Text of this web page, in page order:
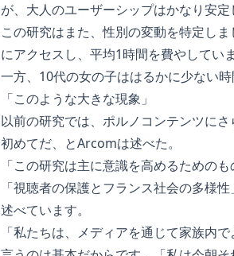
が、大人のユーザーシップはかなり安定
この研究はまた、性別の変動を特定し
にアクセスし、平均1時間を費やしていま
一方、10代の女の子ははるかに少ない
「このような大きな現象」
以前の研究では、ポルノコンテンツに
初めてだ、とArcomは述べた。
「この研究は主に意識を高めるための
「視聴者の保護とフランス社会の多様
述べています。
「私たちは、メディアを通じて家族内